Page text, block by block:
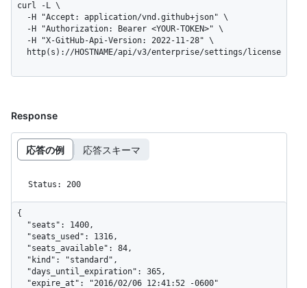
curl -L \
  http(s)://HOSTNAME/api/v3/enterprise/settings/license
Response
応答の例 応答スキーマ
Status: 200
{